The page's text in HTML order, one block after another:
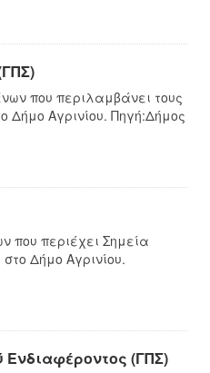
που περιλαμβάνει τους
Δήμο Αγρινίου. Πηγή:Δήμος
που περιέχει Σημεία
Δήμο Αγρινίου.
(ΓΠΣ)